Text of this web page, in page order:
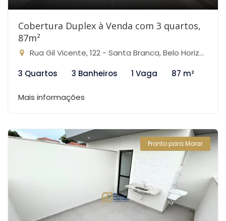
Cobertura Duplex à Venda com 3 quartos,
87m²
Rua Gil Vicente, 122 - Santa Branca, Belo Horizonte-MG
3 Quartos
3 Banheiros 1 Vaga 87 m²
Mais informações
Pronto para Morar